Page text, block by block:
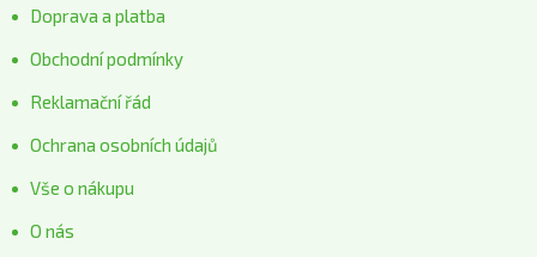
Doprava a platba
Obchodní podmínky
Reklamační řád
Ochrana osobních údajů
Vše o nákupu
O nás